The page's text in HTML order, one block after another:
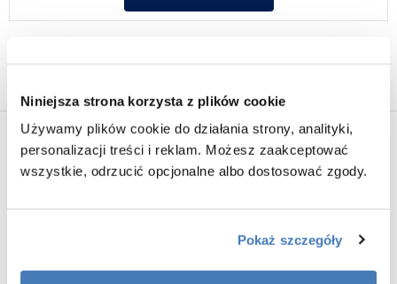
Niniejsza strona korzysta z plików cookie
Używamy plików cookie do działania strony, analityki,
personalizacji treści i reklam. Możesz zaakceptować
wszystkie, odrzucić opcjonalne albo dostosować zgody.
Pokaż szczegóły
Producenci
Besco